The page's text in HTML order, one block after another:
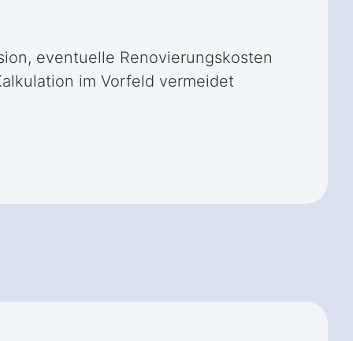
eventuelle Renovierungskosten
im Vorfeld vermeidet